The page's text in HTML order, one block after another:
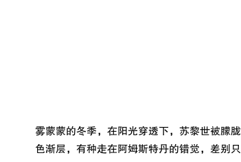
雾蒙蒙的冬季，在阳光穿透下，苏黎世被朦
色渐层，有种走在阿姆斯特丹的错觉，差别